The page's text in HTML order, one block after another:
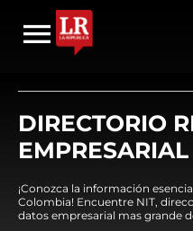
DIRECTORIO
EMPRESARIAL
¡Conozca la información
Colombia! Encuentre NIT,
datos empresarial mas grande